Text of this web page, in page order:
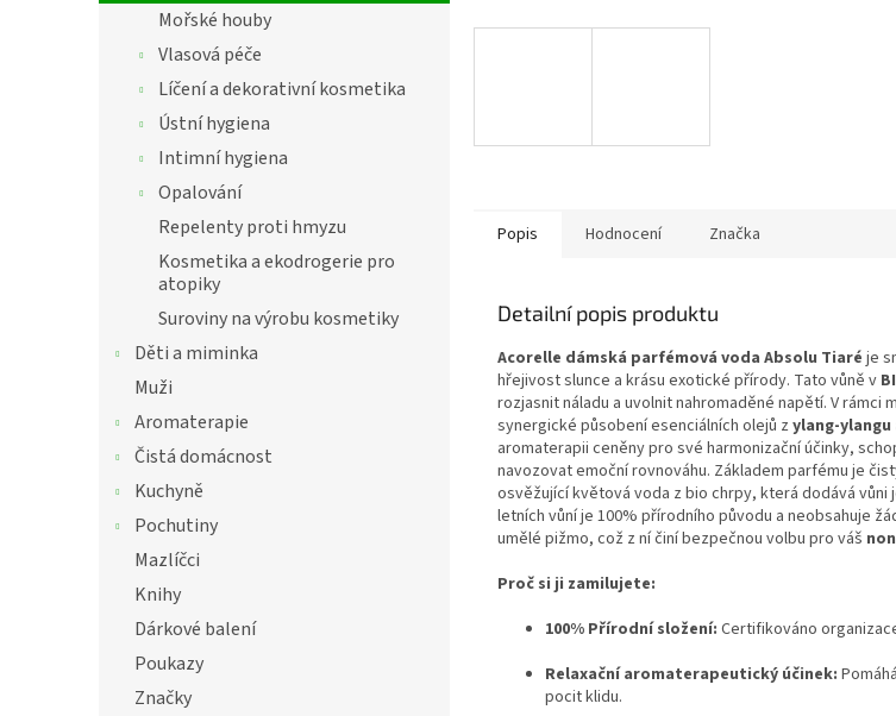
Mořské houby
Vlasová péče
Líčení a dekorativní kosmetika
Ústní hygiena
Intimní hygiena
Opalování
Repelenty proti hmyzu
Kosmetika a ekodrogerie pro
atopiky
Suroviny na výrobu kosmetiky
Děti a miminka
Muži
Aromaterapie
Čistá domácnost
Kuchyně
Pochutiny
Mazlíčci
Knihy
Dárkové balení
Poukazy
Značky
Popis Hodnocení Značka
Detailní popis produktu
Acorelle dámská parfémová voda Absolu Tiaré je
hřejivost slunce a krásu exotické přírody. Tato vůně v
rozjasnit náladu a uvolnit nahromaděné napětí. V rámci
synergické působení esenciálních olejů z ylang-
aromaterapii ceněny pro své harmonizační účinky,
navozovat emoční rovnováhu. Základem parfému je
osvěžující květová voda z bio chrpy, která dodává vůni
letních vůní je 100% přírodního původu a neobsahuje
umělé pižmo, což z ní činí bezpečnou volbu pro váš
Proč si ji zamilujete:
100% Přírodní složení: Certifikováno
Relaxační aromaterapeutický účinek:
pocit klidu.